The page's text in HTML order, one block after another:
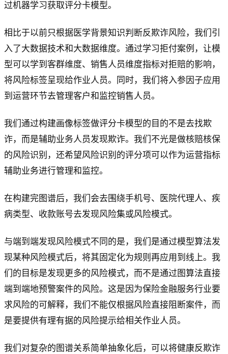
过机器学习获取评分卡模型。
相比于以前只根据医学背景知识判断反欺诈风险，我们引
入了大数据技术和大数据维度。通过学习拒付案例，让模
型可以学到客群维度、销售人员维度指标对拒赔的影响，
将风险标签呈现给作业人员。同时，我们将入参因子应用
到运营环节去管理客户和监控销售人员。
我们通过构建画像标签做评分卡模型的目的不是去找欺
诈，而是辅助业务人员发现欺诈。我们不光是做核赔核保
的风险识别，还希望风险识别的评分项可以作为运营指标
辅助业务进行管理和监控。
在构建完图谱后，我们会去围绕手机号、医院代理人、疾
病类型、收款账号去发现风险集或风险模式。
与端到端发现风险模式不同的是，我们是通过模型算法发
现某种风险模式后，将其固定化为规则再应用到线上。我
们的目标是发现更多的风险模式，而不是通过图算法直接
端到端地预警案件的风险。这是因为保险金融服务行业要
求风险的可解释，我们不能仅根据风险直接阻断案件，而
是要提供有理有据的风险提示给相关作业人员。
我们对复杂的图谱关系简单抽象化后，可以将健康反欺诈